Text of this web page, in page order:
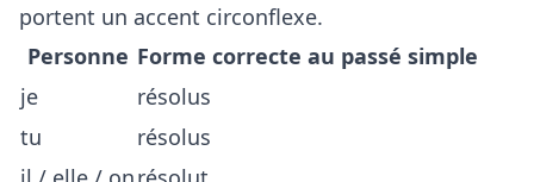
portent un accent circonflexe.
Personne Forme correcte au passé simple
je
résolus
tu
résolus